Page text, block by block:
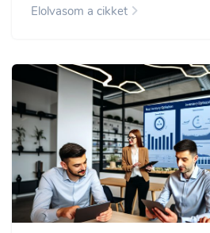
Elolvasom a cikket